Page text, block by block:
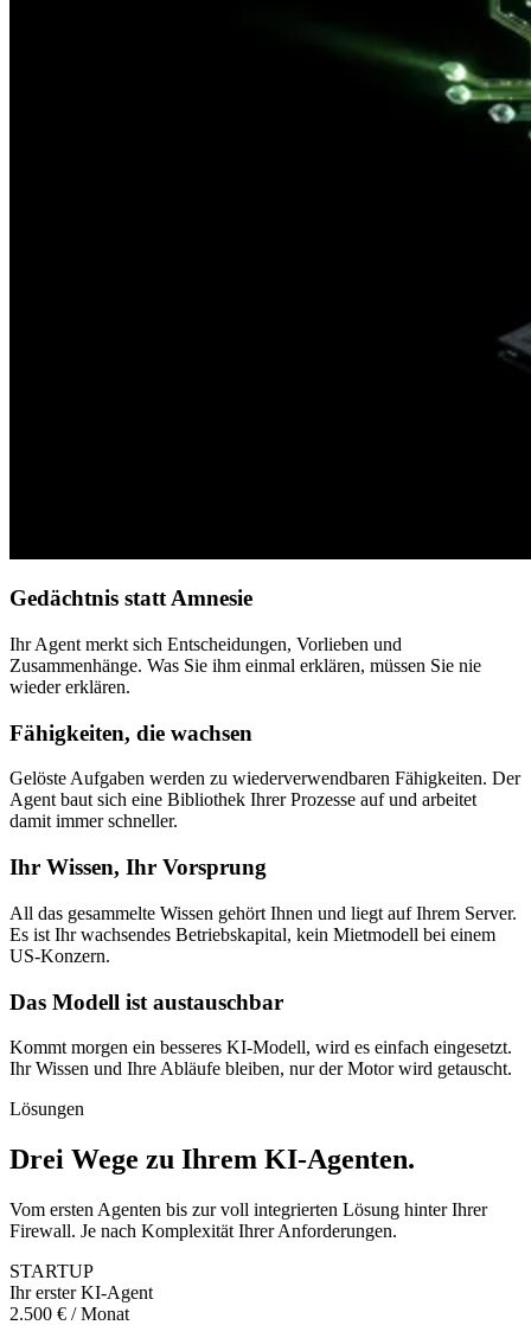
Gedächtnis statt Amnesie
Ihr Agent merkt sich Entscheidungen, Vorlieben und
Zusammenhänge. Was Sie ihm einmal erklären, müssen Sie nie
wieder erklären.
Fähigkeiten, die wachsen
Gelöste Aufgaben werden zu wiederverwendbaren Fähigkeiten. Der
Agent baut sich eine Bibliothek Ihrer Prozesse auf und arbeitet
damit immer schneller.
Ihr Wissen, Ihr Vorsprung
All das gesammelte Wissen gehört Ihnen und liegt auf Ihrem Server.
Es ist Ihr wachsendes Betriebskapital, kein Mietmodell bei einem
US-Konzern.
Das Modell ist austauschbar
Kommt morgen ein besseres KI-Modell, wird es einfach eingesetzt.
Ihr Wissen und Ihre Abläufe bleiben, nur der Motor wird getauscht.
Lösungen
Drei Wege zu Ihrem KI-Agenten.
Vom ersten Agenten bis zur voll integrierten Lösung hinter Ihrer
Firewall. Je nach Komplexität Ihrer Anforderungen.
STARTUP
Ihr erster KI-Agent
2.500 € / Monat